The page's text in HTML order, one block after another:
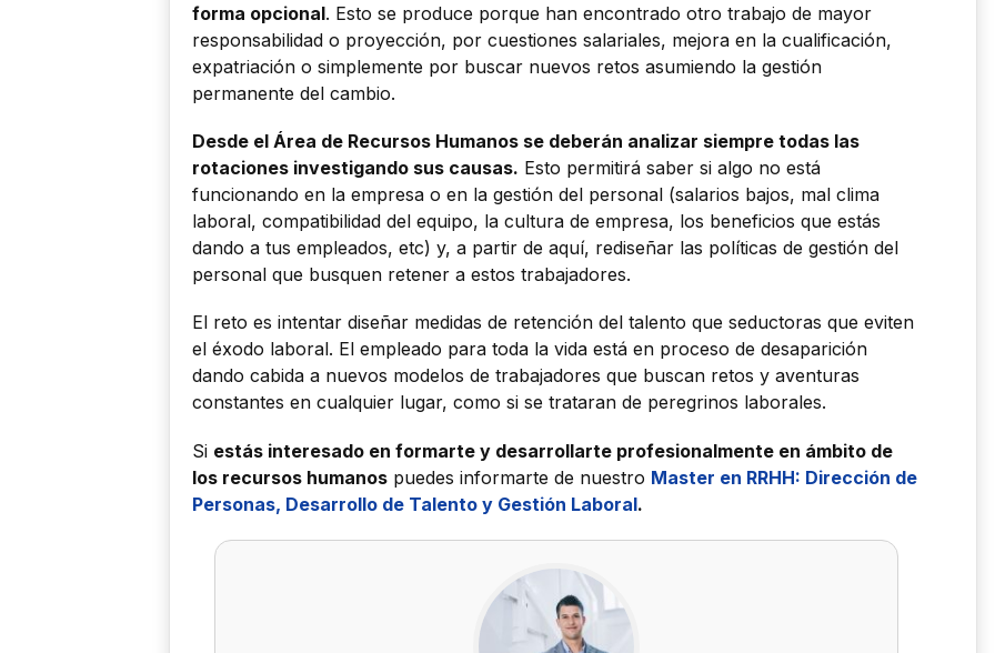
forma opcional. Esto se produce porque han encontrado otro trabajo de mayor
responsabilidad o proyección, por cuestiones salariales, mejora en la cualificación,
expatriación o simplemente por buscar nuevos retos asumiendo la gestión
permanente del cambio.
Desde el Área de Recursos Humanos se deberán analizar siempre todas las
rotaciones investigando sus causas. Esto permitirá saber si algo no está
funcionando en la empresa o en la gestión del personal (salarios bajos, mal clima
laboral, compatibilidad del equipo, la cultura de empresa, los beneficios que estás
dando a tus empleados, etc) y, a partir de aquí, rediseñar las políticas de gestión del
personal que busquen retener a estos trabajadores.
El reto es intentar diseñar medidas de retención del talento que seductoras que eviten
el éxodo laboral. El empleado para toda la vida está en proceso de desaparición
dando cabida a nuevos modelos de trabajadores que buscan retos y aventuras
constantes en cualquier lugar, como si se trataran de peregrinos laborales.
Si estás interesado en formarte y desarrollarte profesionalmente en ámbito de
los recursos humanos puedes informarte de nuestro Master en RRHH: Dirección de
Personas, Desarrollo de Talento y Gestión Laboral.